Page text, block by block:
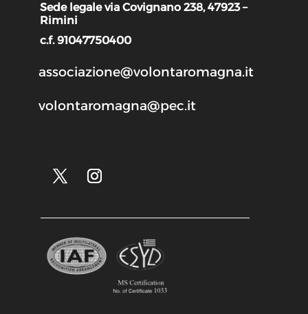
Sede legale via Covignano 238, 47923 –
Rimini
c.f. 91047750400
associazione@volontaromagna.it
volontaromagna@pec.it